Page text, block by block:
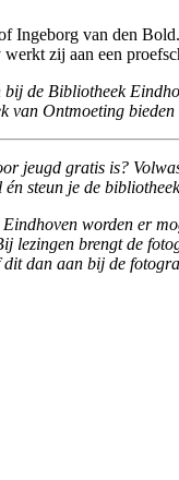
Ingeborg van den
zij aan een
bij de Bibliotheek
van Ontmoeting
jeugd gratis is?
steun je de
worden er
lezingen brengt de
dit dan aan bij de